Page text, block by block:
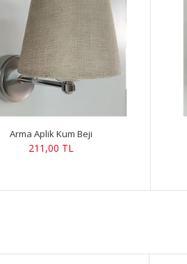
Arma Aplik Kum Beji
211,00 TL